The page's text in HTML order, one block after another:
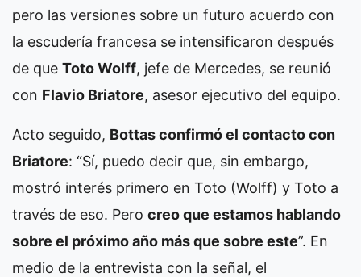
pero las versiones sobre un futuro acuerdo con
la escudería francesa se intensificaron después
de que Toto Wolff, jefe de Mercedes, se reunió
con Flavio Briatore, asesor ejecutivo del equipo.
Acto seguido, Bottas confirmó el contacto con
Briatore: “Sí, puedo decir que, sin embargo,
mostró interés primero en Toto (Wolff) y Toto a
través de eso. Pero creo que estamos hablando
sobre el próximo año más que sobre este”. En
medio de la entrevista con la señal, el